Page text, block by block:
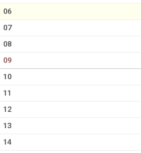
06
07
08
09
10
11
12
13
14